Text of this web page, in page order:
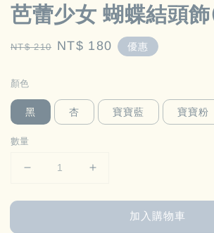
芭蕾少女 蝴蝶結頭
Regular
NT$ 210 Sale
NT$ 180 優惠
顏色
黑 杏 寶寶藍 寶寶粉
數量
加入購物車